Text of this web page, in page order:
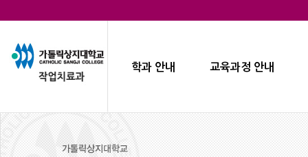
학과 안내 교육과정 안내